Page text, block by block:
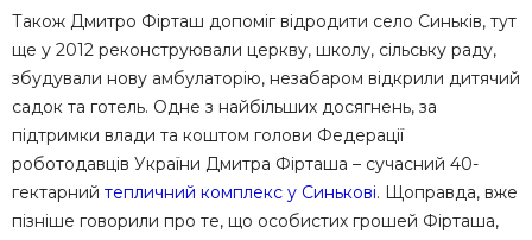
Також Дмитро Фірташ допоміг відродити село Синьків, тут
ще у 2012 реконструювали церкву, школу, сільську раду,
збудували нову амбулаторію, незабаром відкрили дитячий
садок та готель. Одне з найбільших досягнень, за
підтримки влади та коштом голови Федерації
роботодавців України Дмитра Фірташа – сучасний 40-
гектарний тепличний комплекс у Синькові. Щоправда, вже
пізніше говорили про те, що особистих грошей Фірташа,